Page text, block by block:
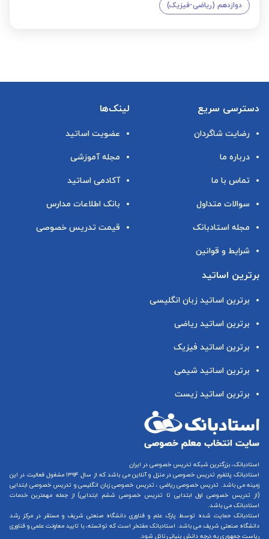
دوازدهم (ریاضی-فیزیک)
دسترسی سریع
رضایت شاگردان
درباره ما
تماس با ما
سوالات متداول
مجله استادبانک
شرایط و قوانین
لینک‌ها
عضویت اساتید
مجله آموزشی
آکادمی اساتید
بانک اطلاعات مدارس
قیمت تدریس خصوصی
برترین اساتید
برترین اساتید زبان انگلیسی
برترین اساتید ریاضی
برترین اساتید فیزیک
برترین اساتید شیمی
برترین اساتید زیست
استادبانک، بزرگترین شبکه تدریس خصوصی در ایران
استادبانک پلتفرم تدریس خصوصی در منزل و آنلاین
می باشد که از سال ۱۳۹۴ مشغول فعالیت در این
زمینه می باشد. تدریس خصوصی ریاضی ، تدریس خصوصی زبان انگلیسیو تدریس خصوصی ابتدایی
(از تدریس خصوصی اول ابتدایی تا تدریس خصوصی ششم ابتدایی) از جمله مهمترین خدمات
استادبانک می باشد.
استادبانک حمایت شده توسط پارک علم و فناوری دانشگاه صنعتی شریف و مستقر در مرکز رشد
دانشگاه صنعتی شریف می باشد. استادبانک مفتخر است که توانسته، با تایید معاونت علمی و فناوری
ریاست جمهوری به درجه دانش بنیانی نائل شود.